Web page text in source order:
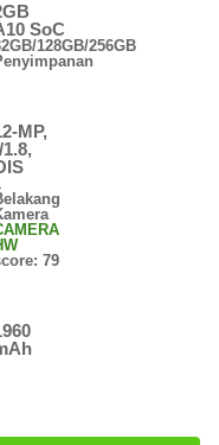
SoC
128GB/256GB
MP,
79